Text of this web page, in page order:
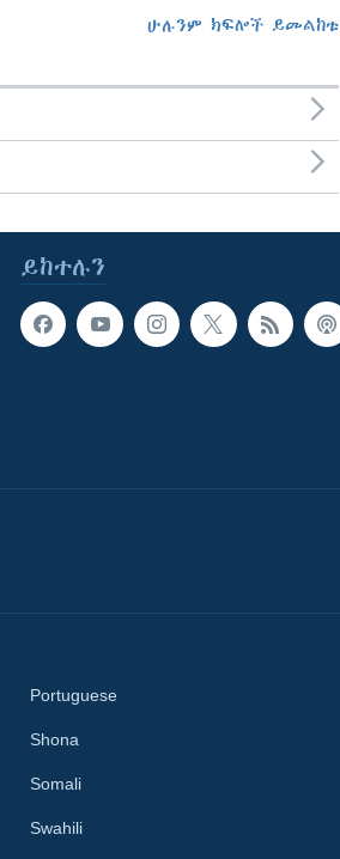
ሁሉንም ክፍሎች ይመልከቱ
ይከተሉን
Portuguese
Shona
Somali
Swahili